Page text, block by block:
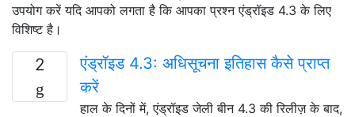
उपयोग करें यदि आपको लगता है कि आपका प्रश्न एंड्रॉइड 4.3 के लिए
विशिष्ट है।
2
एंड्रॉइड 4.3: अधिसूचना इतिहास कैसे प्राप्त
करें
हाल के दिनों में, एंड्रॉइड जेली बीन 4.3 की रिलीज़ के बाद,